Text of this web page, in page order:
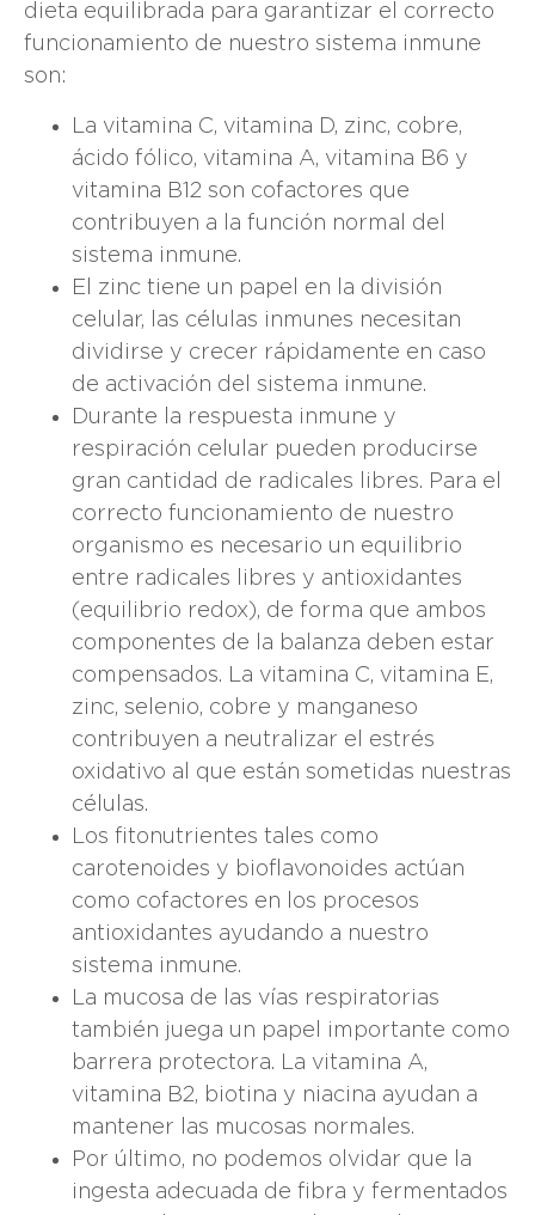
dieta equilibrada para garantizar el correcto
funcionamiento de nuestro sistema inmune
son:
La vitamina C, vitamina D, zinc, cobre,
ácido fólico, vitamina A, vitamina B6 y
vitamina B12 son cofactores que
contribuyen a la función normal del
sistema inmune.
El zinc tiene un papel en la división
celular, las células inmunes necesitan
dividirse y crecer rápidamente en caso
de activación del sistema inmune.
Durante la respuesta inmune y
respiración celular pueden producirse
gran cantidad de radicales libres. Para el
correcto funcionamiento de nuestro
organismo es necesario un equilibrio
entre radicales libres y antioxidantes
(equilibrio redox), de forma que ambos
componentes de la balanza deben estar
compensados. La vitamina C, vitamina E,
zinc, selenio, cobre y manganeso
contribuyen a neutralizar el estrés
oxidativo al que están sometidas nuestras
células.
Los fitonutrientes tales como
carotenoides y bioflavonoides actúan
como cofactores en los procesos
antioxidantes ayudando a nuestro
sistema inmune.
La mucosa de las vías respiratorias
también juega un papel importante como
barrera protectora. La vitamina A,
vitamina B2, biotina y niacina ayudan a
mantener las mucosas normales.
Por último, no podemos olvidar que la
ingesta adecuada de fibra y fermentados